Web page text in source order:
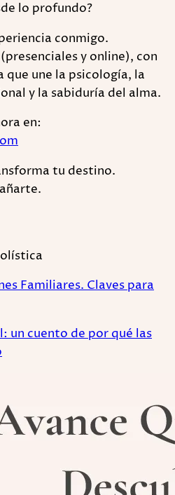
lo profundo?
conmigo.
y online), con
une la psicología, la
y la sabiduría del alma.
en:
tu destino.
Familiares. Claves para
un cuento de por qué las